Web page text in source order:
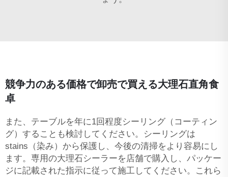
競争力のある価格で卸売で買える大理石直角食
卓
また、テーブルを年に1回程度シーリング（コーティン
グ）することも検討してください。シーリングは
stains（染み）から保護し、今後の清掃をより容易にし
ます。専用の大理石シーラーを店舗で購入し、パッケー
ジに記載された指示に従って施工してください。これら